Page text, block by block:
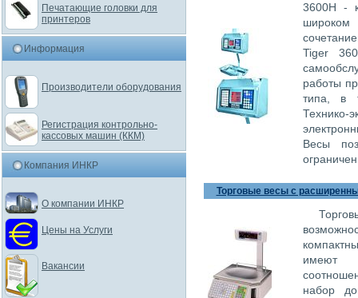
3600H -
Tiger
работы
типа, в
Технико-
Весы
Торговые весы с
имеют
набор
Печатающие головки для
принтеров
Информация
Производители оборудования
Регистрация контрольно-
кассовых машин (ККМ)
Компания ИНКР
О компании ИНКР
Цены на Услуги
Вакансии